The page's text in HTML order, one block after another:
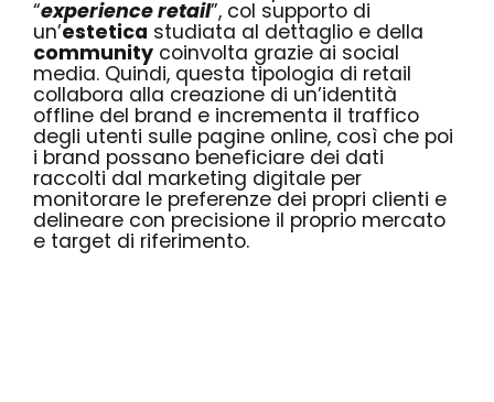
“experience retail”, col supporto di
un’estetica studiata al dettaglio e della
community coinvolta grazie ai social
media. Quindi, questa tipologia di retail
collabora alla creazione di un’identità
offline del brand e incrementa il traffico
degli utenti sulle pagine online, così che poi
i brand possano beneficiare dei dati
raccolti dal marketing digitale per
monitorare le preferenze dei propri clienti e
delineare con precisione il proprio mercato
e target di riferimento.